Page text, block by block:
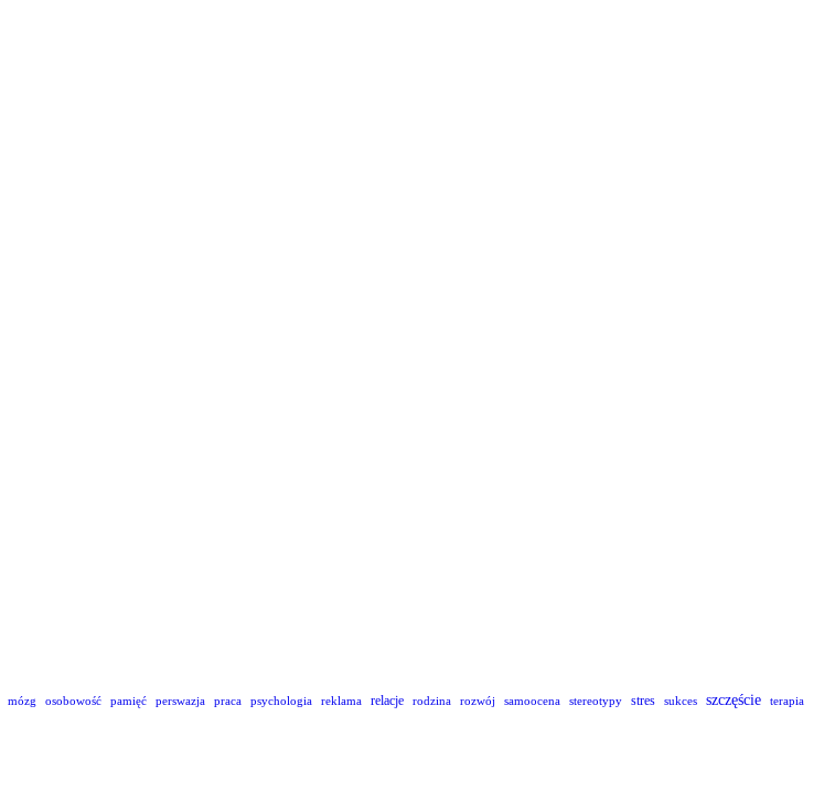
mózg osobowość pamięć perswazja praca psychologia reklama relacje rodzina rozwój samoocena stereotypy stres sukces szczęście
terapia